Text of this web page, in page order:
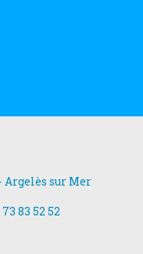
Argelès sur Mer
83 52 52